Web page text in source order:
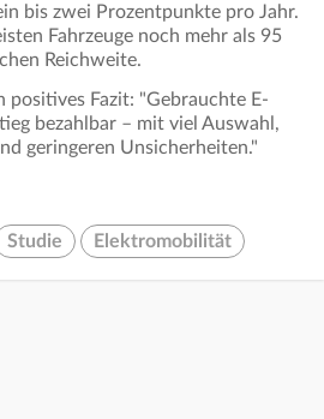
bis zwei Prozentpunkte pro Jahr.
Fahrzeuge noch mehr als 95
Reichweite.
positives Fazit: "Gebrauchte E-
bezahlbar – mit viel Auswahl,
geringeren Unsicherheiten."
Studie Elektromobilität